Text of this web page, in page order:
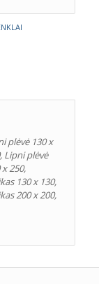
plėvė 130 x
Lipni plėvė
250,
130 x 130,
200 x 200,